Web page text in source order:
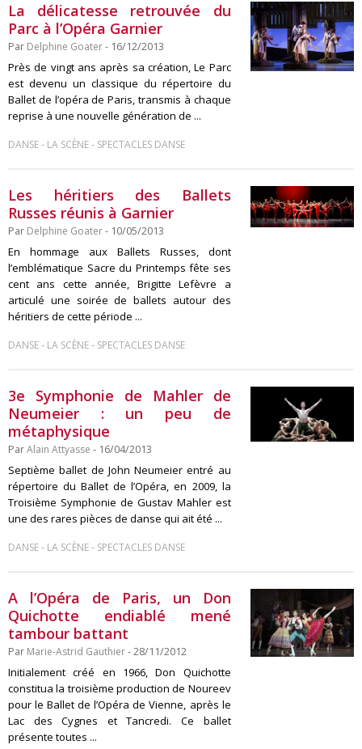
La délicatesse retrouvée du
Parc à l’Opéra Garnier
Par Delphine Goater- 16/12/2013
Près de vingt ans après sa création, Le Parc
est devenu un classique du répertoire du
Ballet de l’opéra de Paris, transmis à chaque
reprise à une nouvelle génération de ...
DANSE- LA SCÈNE- SPECTACLES DANSE
Les héritiers des Ballets
Russes réunis à Garnier
Par Delphine Goater- 10/05/2013
En hommage aux Ballets Russes, dont
l’emblématique Sacre du Printemps fête ses
cent ans cette année, Brigitte Lefèvre a
articulé une soirée de ballets autour des
héritiers de cette période ...
DANSE- LA SCÈNE- SPECTACLES DANSE
3e Symphonie de Mahler de
Neumeier : un peu de
métaphysique
ParAlain Attyasse - 16/04/2013
Septième ballet de John Neumeier entré au
répertoire du Ballet de l’Opéra, en 2009, la
Troisième Symphonie de Gustav Mahler est
une des rares pièces de danse qui ait été ...
DANSE- LA SCÈNE- SPECTACLES DANSE
A l’Opéra de Paris, un Don
Quichotte endiablé mené
tambour battant
Par Marie-Astrid Gauthier- 28/11/2012
Initialement créé en 1966, Don Quichotte
constitua la troisième production de Noureev
pour le Ballet de l’Opéra de Vienne, après le
Lac des Cygnes et Tancredi. Ce ballet
présente toutes ...